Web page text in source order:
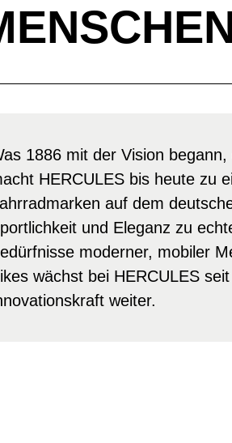
1886 mit der Vision
HERCULES bis heute zu
auf dem
und Eleganz zu
moderner, mobiler
wächst bei HERCULES
weiter.